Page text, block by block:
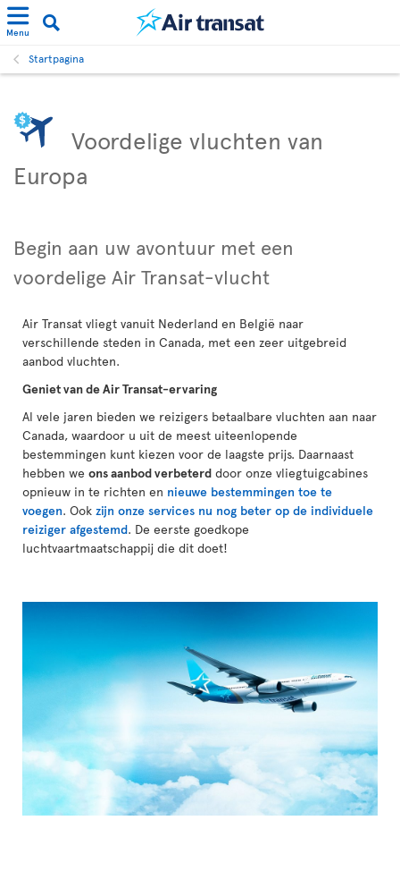
Menu
Startpagina
Voordelige vluchten van
Europa
Begin aan uw avontuur met een
voordelige Air Transat-vlucht
Air Transat vliegt vanuit Nederland en België naar
verschillende steden in Canada, met een zeer uitgebreid
aanbod vluchten.
Geniet van de Air Transat-ervaring
Al vele jaren bieden we reizigers betaalbare vluchten aan naar
Canada, waardoor u uit de meest uiteenlopende
bestemmingen kunt kiezen voor de laagste prijs. Daarnaast
hebben we ons aanbod verbeterd door onze vliegtuigcabines
opnieuw in te richten en nieuwe bestemmingen toe te
voegen. Ook zijn onze services nu nog beter op de individuele
reiziger afgestemd. De eerste goedkope
luchtvaartmaatschappij die dit doet!